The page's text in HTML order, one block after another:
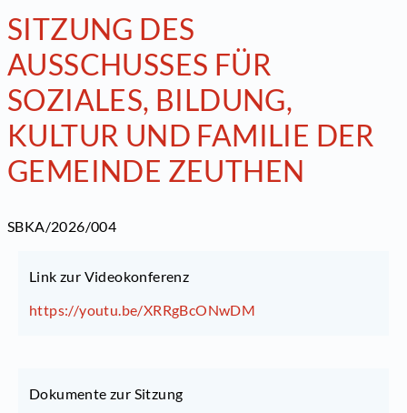
SITZUNG DES
AUSSCHUSSES FÜR
SOZIALES, BILDUNG,
KULTUR UND FAMILIE DER
GEMEINDE ZEUTHEN
SBKA/2026/004
Link zur Videokonferenz
https://youtu.be/XRRgBcONwDM
Dokumente zur Sitzung